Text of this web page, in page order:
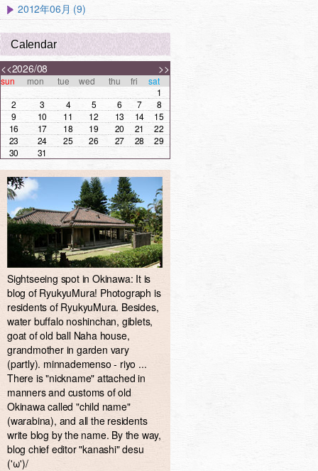
2012年06月 (9)
Calendar
<< >>
2026/08
sun mon tue wed thu fri
sat
1
2
3 4 5 6 7
8
9
10 11 12 13 14
15
16
17 18 19 20 21
22
23
24 25 26 27 28
29
30
31
Sightseeing spot in Okinawa: It is
blog of RyukyuMura! Photograph is
residents of RyukyuMura. Besides,
water buffalo noshinchan, giblets,
goat of old ball Naha house,
grandmother in garden vary
(partly). minnademenso - riyo ...
There is "nickname" attached in
manners and customs of old
Okinawa called "child name"
(warabina), and all the residents
write blog by the name. By the way,
blog chief editor "kanashi" desu
('ω')/